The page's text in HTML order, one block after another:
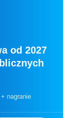
od 2027
nagranie